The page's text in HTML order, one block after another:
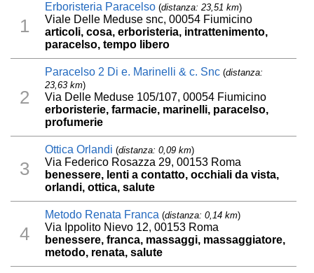
1
Erboristeria Paracelso (distanza: 23,51 km)
Viale Delle Meduse snc, 00054 Fiumicino
articoli, cosa, erboristeria, intrattenimento,
paracelso, tempo libero
2
Paracelso 2 Di e. Marinelli & c. Snc (distanza:
23,63 km)
Via Delle Meduse 105/107, 00054 Fiumicino
erboristerie, farmacie, marinelli, paracelso,
profumerie
3
Ottica Orlandi (distanza: 0,09 km)
Via Federico Rosazza 29, 00153 Roma
benessere, lenti a contatto, occhiali da vista,
orlandi, ottica, salute
4
Metodo Renata Franca (distanza: 0,14 km)
Via Ippolito Nievo 12, 00153 Roma
benessere, franca, massaggi, massaggiatore,
metodo, renata, salute